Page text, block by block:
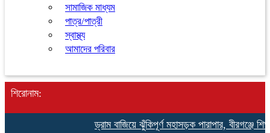
সামাজিক মাধ্যম
পাত্র/পাত্রী
স্বাস্থ্য
আমাদের পরিবার
শিরোনাম:
ড্রাম বাজিয়ে ঝুঁকিপূর্ণ মহাসড়ক পারাপার, বীরগঞ্জে